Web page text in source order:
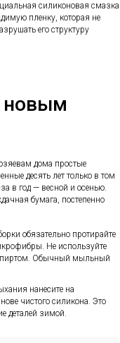
силиконовая смазка
пленку, которая не
его структуру
новым
дома простые
десять лет только в том
в год — весной и осенью.
бумага, постепенно
обязательно протирайте
Не используйте
Обычный мыльный
нанесите на
чистого силикона. Это
деталей зимой.